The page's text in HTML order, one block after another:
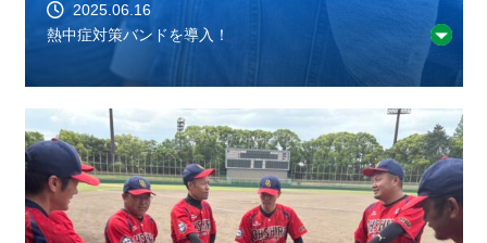
2025.06.16
熱中症対策バンドを導入！